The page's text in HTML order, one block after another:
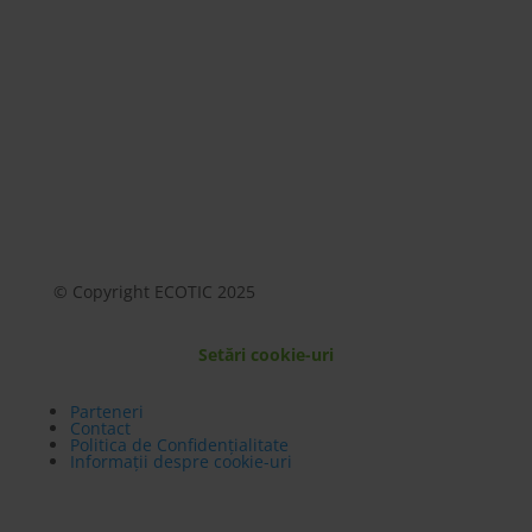
© Copyright ECOTIC 2025
Setări cookie-uri
Parteneri
Contact
Politica de Confidențialitate
Informații despre cookie-uri